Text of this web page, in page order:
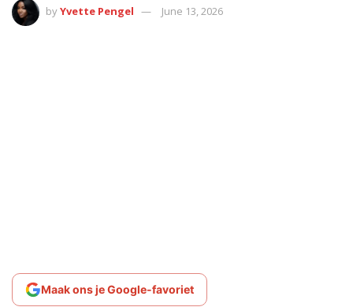
byYvette Pengel June 13, 2026
Maak ons je Google-favoriet